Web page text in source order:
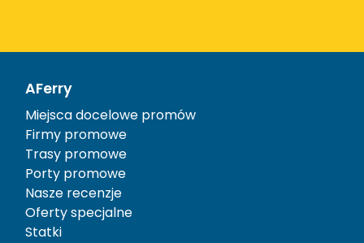
AFerry
Miejsca docelowe promów
Firmy promowe
Trasy promowe
Porty promowe
Nasze recenzje
Oferty specjalne
Statki